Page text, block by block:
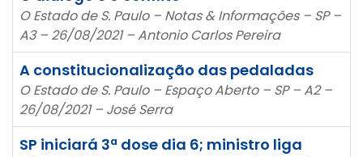
O Estado de S. Paulo – Notas & Informações – SP –
A3 – 26/08/2021 – Antonio Carlos Pereira
A constitucionalização das pedaladas
O Estado de S. Paulo – Espaço Aberto – SP – A2 –
26/08/2021 – José Serra
SP iniciará 3ª dose dia 6; ministro liga